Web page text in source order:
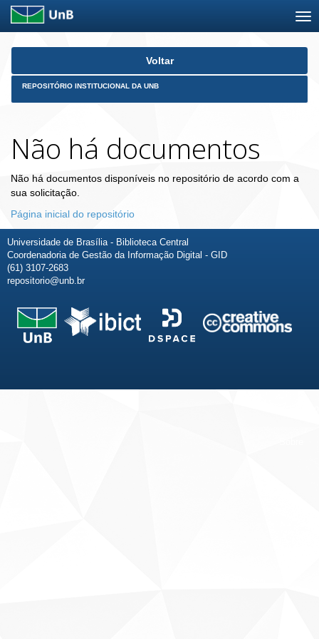
Skip
Voltar
REPOSITÓRIO INSTITUCIONAL DA UNB
Não há documentos
Não há documentos disponíveis no repositório de acordo com a
sua solicitação.
Página inicial do repositório
Universidade de Brasília - Biblioteca Central
Coordenadoria de Gestão da Informação Digital - GID
(61) 3107-2683
repositorio@unb.br